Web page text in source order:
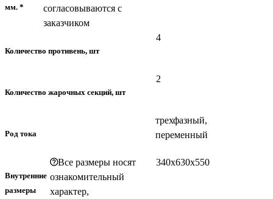
мм. *
согласовываются с
заказчиком
Количество противень, шт
4
Количество жарочных секций, шт
2
Род тока
трехфазный,
переменный
Внутренние
размеры
Все размеры носят
ознакомительный
характер,
340х630х550